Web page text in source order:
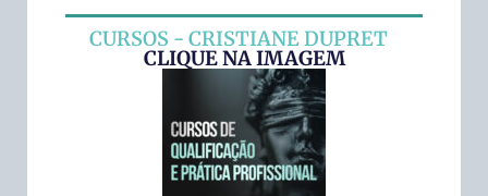
CURSOS - CRISTIANE DUPRET
CLIQUE NA IMAGEM